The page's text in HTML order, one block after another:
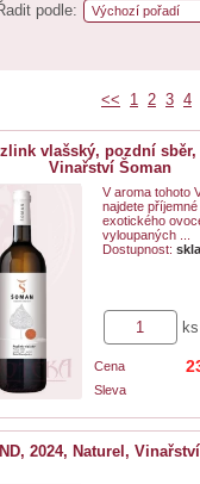
podle:
<< 1 2 3 4
vlašský, pozdní sběr,
Vinařství Šoman
V aroma tohoto
najdete
exotického
vyloupaných ...
Dostupnost:
ks
Cena
Sleva
2024, Naturel,